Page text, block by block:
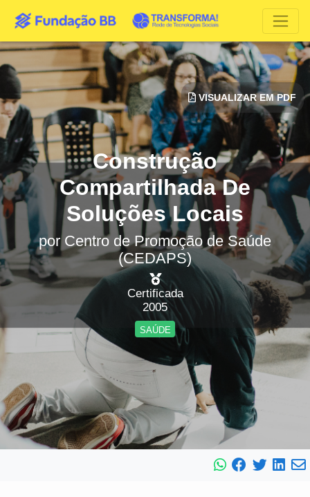
Construção
Compartilhada De
Soluções Locais
por Centro de Promoção de Saúde
(CEDAPS)
Certificada
2005
SAÚDE
VISUALIZAR EM PDF